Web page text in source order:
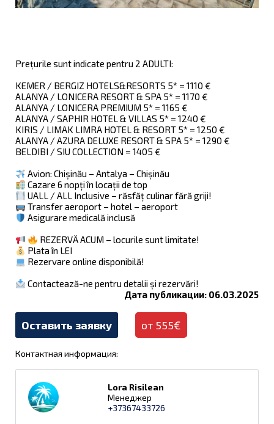
Prețurile sunt indicate pentru 2 ADULTI:
KEMER / BERGIZ HOTELS&RESORTS 5* = 1110 €
ALANYA / LONICERA RESORT & SPA 5* = 1170 €
ALANYA / LONICERA PREMIUM 5* = 1165 €
ALANYA / SAPHIR HOTEL & VILLAS 5* = 1240 €
KIRIS / LIMAK LIMRA HOTEL & RESORT 5* = 1250 €
ALANYA / AZURA DELUXE RESORT & SPA 5* = 1290 €
BELDIBI / SIU COLLECTION = 1405 €
Avion: Chișinău – Antalya – Chișinău
Cazare 6 nopți în locații de top
UALL / ALL Inclusive – răsfăț culinar fără griji!
Transfer aeroport – hotel – aeroport
Asigurare medicală inclusă
REZERVĂ ACUM – locurile sunt limitate!
Plata în LEI
Rezervare online disponibilă!
Contactează-ne pentru detalii și rezervări!
Дата публикации: 06.03.2025
Оставить заявку от 555€
Контактная информация:
Lora Risilean
Менеджер
+37367433726